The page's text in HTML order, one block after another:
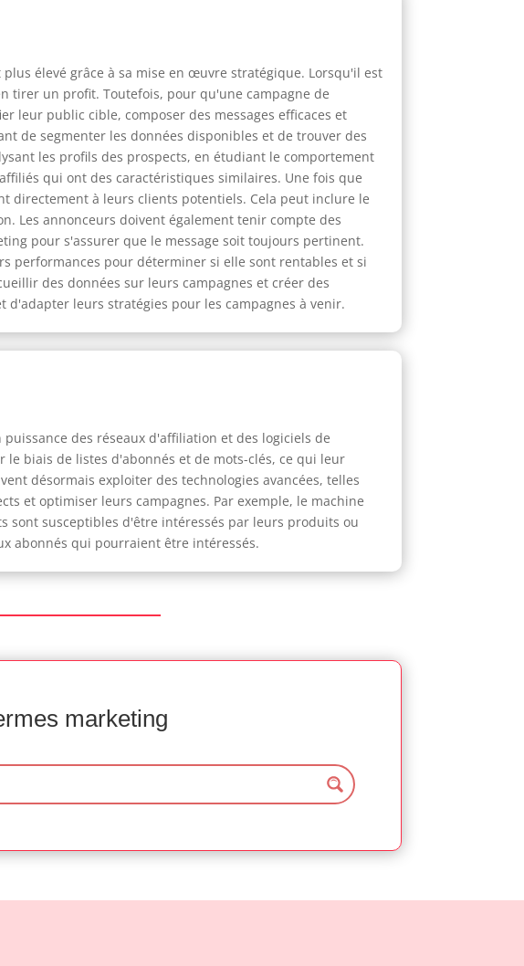
élevé grâce à sa mise en œuvre stratégique. Lorsqu'il est
tirer un profit. Toutefois, pour qu'une campagne de
leur public cible, composer des messages efficaces et
de segmenter les données disponibles et de trouver des
les profils des prospects, en étudiant le comportement
qui ont des caractéristiques similaires. Une fois que
directement à leurs clients potentiels. Cela peut inclure le
Les annonceurs doivent également tenir compte des
pour s'assurer que le message soit toujours pertinent.
performances pour déterminer si elle sont rentables et si
des données sur leurs campagnes et créer des
leurs stratégies pour les campagnes à venir.
des réseaux d'affiliation et des logiciels de
biais de listes d'abonnés et de mots-clés, ce qui leur
désormais exploiter des technologies avancées, telles
et optimiser leurs campagnes. Par exemple, le machine
susceptibles d'être intéressés par leurs produits ou
abonnés qui pourraient être intéressés.
marketing